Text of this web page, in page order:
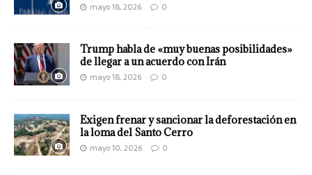
mayo 18, 2026 0
Trump habla de «muy buenas posibilidades»
de llegar a un acuerdo con Irán
mayo 18, 2026 0
Exigen frenar y sancionar la deforestación en
la loma del Santo Cerro
mayo 10, 2026 0